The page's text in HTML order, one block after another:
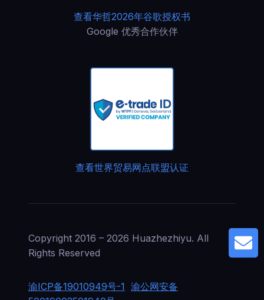
查看华哲2026年谷歌授权书
Google 优秀合作伙伴
查看世界贸易网点联盟认证
Copyright 2016 – 2026 Huazhezhiyu. All
Rights Reserved
渝ICP备19010949号-1 渝公网安备